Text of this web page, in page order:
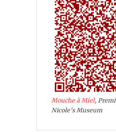
Mouche à Miel,
Nicole's Museum